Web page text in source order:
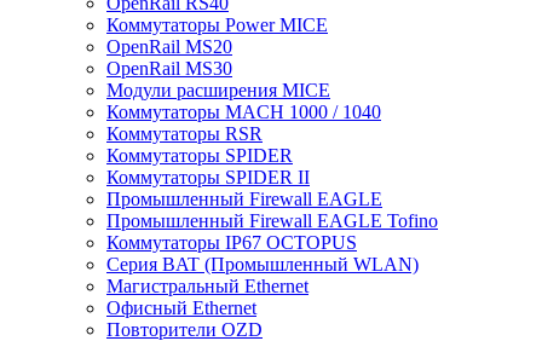
Коммутаторы Power MICE
OpenRail MS20
OpenRail MS30
Модули расширения MICE
Коммутаторы MACH 1000 / 1040
Коммутаторы RSR
Коммутаторы SPIDER
Коммутаторы SPIDER II
Промышленный Firewall EAGLE
Промышленный Firewall EAGLE Tofino
Коммутаторы IP67 OCTOPUS
Серия BAT (Промышленный WLAN)
Магистральный Ethernet
Офисный Ethernet
Повторители OZD